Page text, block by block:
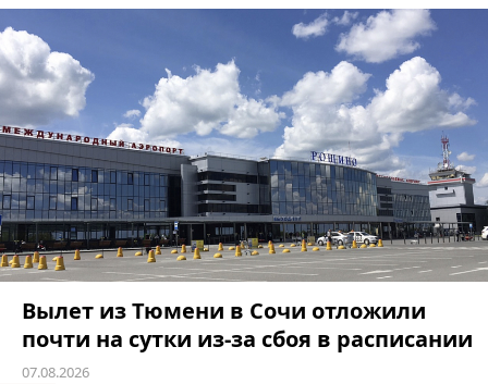
Вылет из Тюмени в Сочи отложили
почти на сутки из-за сбоя в расписании
07.08.2026